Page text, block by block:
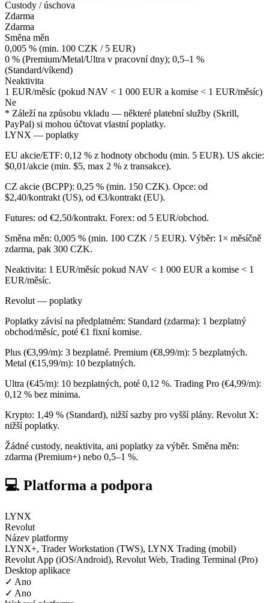
Custody / úschova
Zdarma
Zdarma
Směna měn
0,005 % (min. 100 CZK / 5 EUR)
0 % (Premium/Metal/Ultra v pracovní dny); 0,5–1 %
(Standard/víkend)
Neaktivita
1 EUR/měsíc (pokud NAV < 1 000 EUR a komise < 1 EUR/měsíc)
Ne
* Záleží na způsobu vkladu — některé platební služby (Skrill,
PayPal) si mohou účtovat vlastní poplatky.
LYNX — poplatky
EU akcie/ETF: 0,12 % z hodnoty obchodu (min. 5 EUR). US akcie:
$0,01/akcie (min. $5, max 2 % z transakce).
CZ akcie (BCPP): 0,25 % (min. 150 CZK). Opce: od
$2,40/kontrakt (US), od €3/kontrakt (EU).
Futures: od €2,50/kontrakt. Forex: od 5 EUR/obchod.
Směna měn: 0,005 % (min. 100 CZK / 5 EUR). Výběr: 1× měsíčně
zdarma, pak 300 CZK.
Neaktivita: 1 EUR/měsíc pokud NAV < 1 000 EUR a komise < 1
EUR/měsíc.
Revolut — poplatky
Poplatky závisí na předplatném: Standard (zdarma): 1 bezplatný
obchod/měsíc, poté €1 fixní komise.
Plus (€3,99/m): 3 bezplatné. Premium (€8,99/m): 5 bezplatných.
Metal (€15,99/m): 10 bezplatných.
Ultra (€45/m): 10 bezplatných, poté 0,12 %. Trading Pro (€4,99/m):
0,12 % bez minima.
Krypto: 1,49 % (Standard), nižší sazby pro vyšší plány. Revolut X:
nižší poplatky.
Žádné custody, neaktivita, ani poplatky za výběr. Směna měn:
zdarma (Premium+) nebo 0,5–1 %.
💻 Platforma a podpora
LYNX
Revolut
Název platformy
LYNX+, Trader Workstation (TWS), LYNX Trading (mobil)
Revolut App (iOS/Android), Revolut Web, Trading Terminal (Pro)
Desktop aplikace
✓ Ano
✓ Ano